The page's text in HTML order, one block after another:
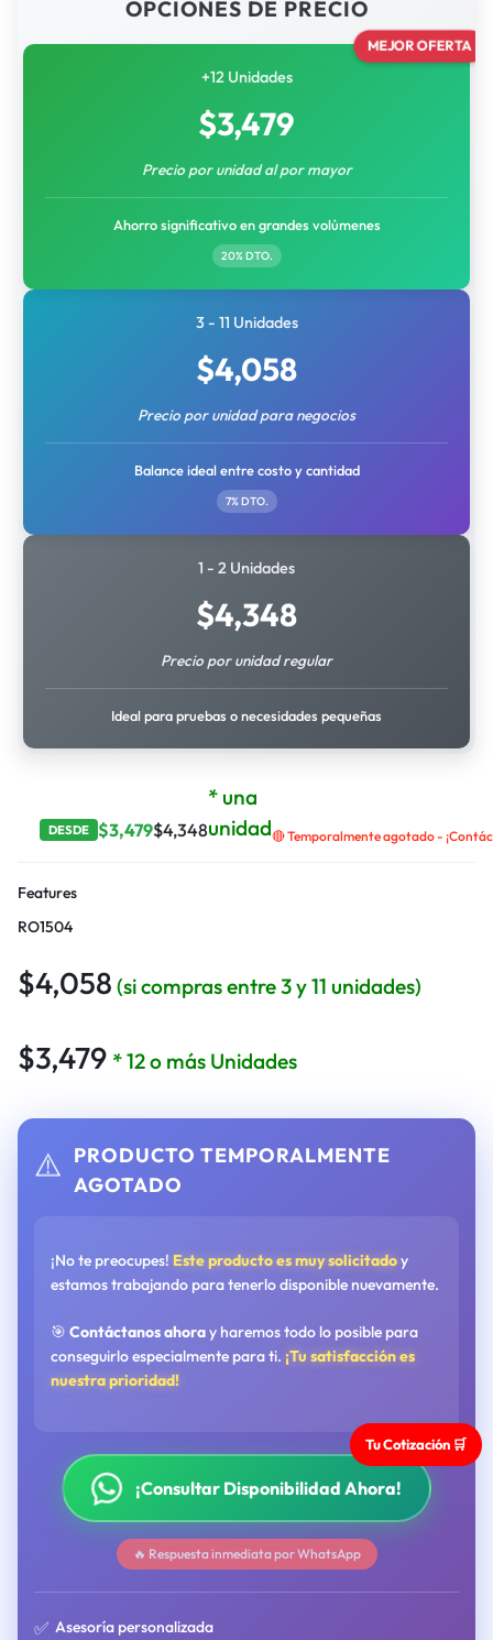
OPCIONES DE PRECIO
MEJOR OFERTA
+12 Unidades
$3,479
Precio por unidad al por mayor
Ahorro significativo en grandes volúmenes
20% DTO.
3 - 11 Unidades
$4,058
Precio por unidad para negocios
Balance ideal entre costo y cantidad
7% DTO.
1 - 2 Unidades
$4,348
Precio por unidad regular
Ideal para pruebas o necesidades pequeñas
DESDE $3,479$4,348
* una
unidad🔴 Temporalmente agotado -
Features
RO1504
$4,058 (si compras entre 3 y 11 unidades)
$3,479 * 12 o más Unidades
⚠️ PRODUCTO TEMPORALMENTE
AGOTADO
¡No te preocupes! Este producto es muy solicitadoy
estamos trabajando para tenerlo disponible nuevamente.
🎯 Contáctanos ahoray haremos todo lo posible para
conseguirlo especialmente para ti. ¡Tu satisfacción es
nuestra prioridad!
¡Consultar Disponibilidad Ahora!
🔥 Respuesta inmediata por WhatsApp
✅ Asesoría personalizada
Tu Cotización 🛒